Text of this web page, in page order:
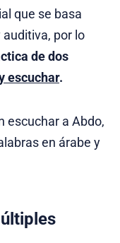
que se basa
por lo
de dos
escuchar.
escuchar a Abdo,
en árabe y